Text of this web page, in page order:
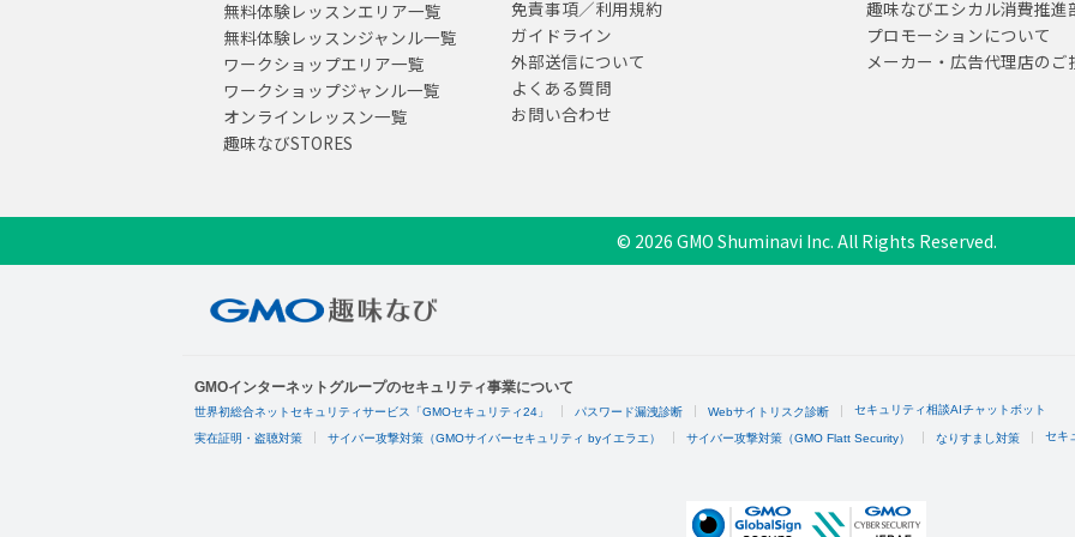
無料体験レッスンエリア一覧
無料体験レッスンジャンル一覧
ワークショップエリア一覧
ワークショップジャンル一覧
オンラインレッスン一覧
趣味なびSTORES
免責事項／利用規約
ガイドライン
外部送信について
よくある質問
お問い合わせ
趣味なびエシカル消費推進
プロモーションについて
メーカー・広告代理店のご
© 2026 GMO Shuminavi Inc. All Rights Reserved.